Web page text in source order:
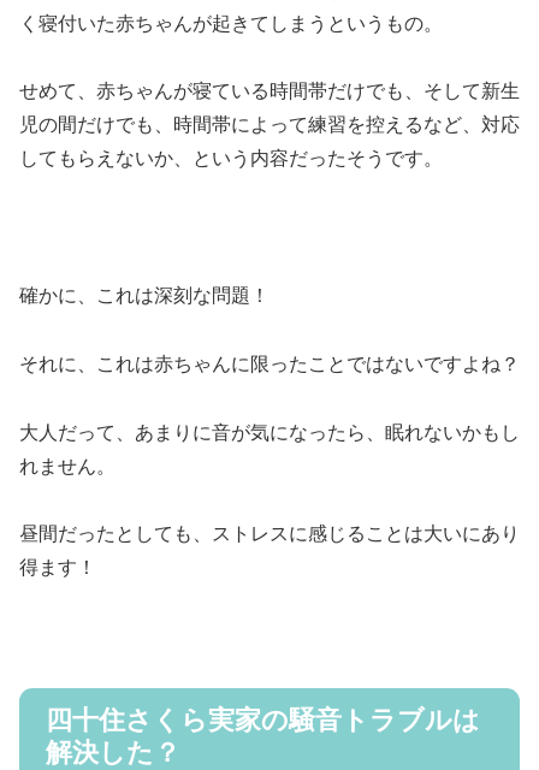
く寝付いた赤ちゃんが起きてしまうというもの。
せめて、赤ちゃんが寝ている時間帯だけでも、そして新生
児の間だけでも、時間帯によって練習を控えるなど、対応
してもらえないか、という内容だったそうです。
確かに、これは深刻な問題！
それに、これは赤ちゃんに限ったことではないですよね？
大人だって、あまりに音が気になったら、眠れないかもし
れません。
昼間だったとしても、ストレスに感じることは大いにあり
得ます！
四十住さくら実家の騒音トラブルは
解決した？